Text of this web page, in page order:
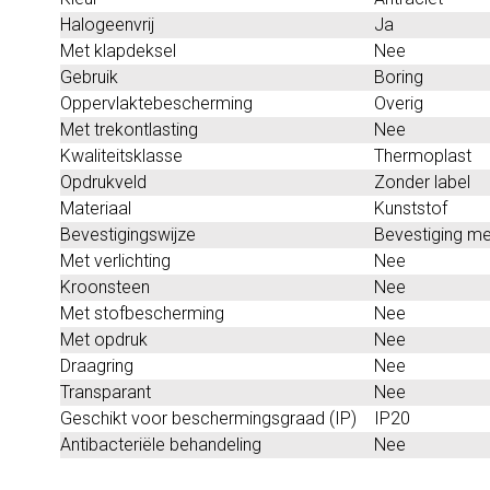
Halogeenvrij
Ja
Met klapdeksel
Nee
Gebruik
Boring
Oppervlaktebescherming
Overig
Met trekontlasting
Nee
Kwaliteitsklasse
Thermoplast
Opdrukveld
Zonder label
Materiaal
Kunststof
Bevestigingswijze
Bevestiging
Met verlichting
Nee
Kroonsteen
Nee
Met stofbescherming
Nee
Met opdruk
Nee
Draagring
Nee
Transparant
Nee
Geschikt voor beschermingsgraad (IP)
IP20
Antibacteriële behandeling
Nee